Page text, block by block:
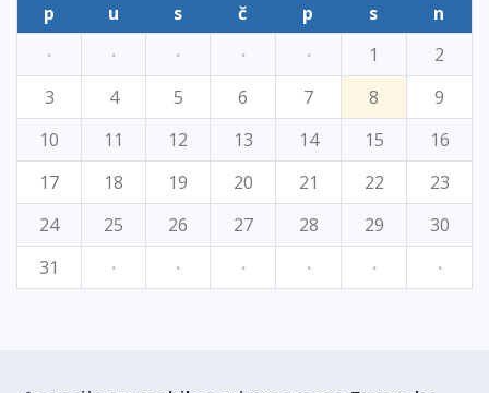
p
u s č p s
n
·
· · · · 1
2
3
4 5 6 7 8
9
10
11 12 13 14 15
16
17
18 19 20 21 22
23
24
25 26 27 28 29
30
31
· · · · · ·